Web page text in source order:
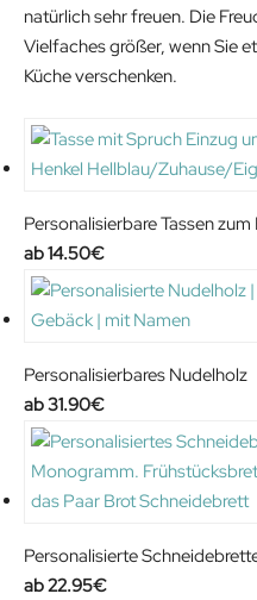
natürlich sehr freuen. Die
Vielfaches größer, wenn Sie
Küche verschenken.
Personalisierbare Tassen zum
14.50€
Personalisierbares Nudelholz
31.90€
Personalisierte
22.95€